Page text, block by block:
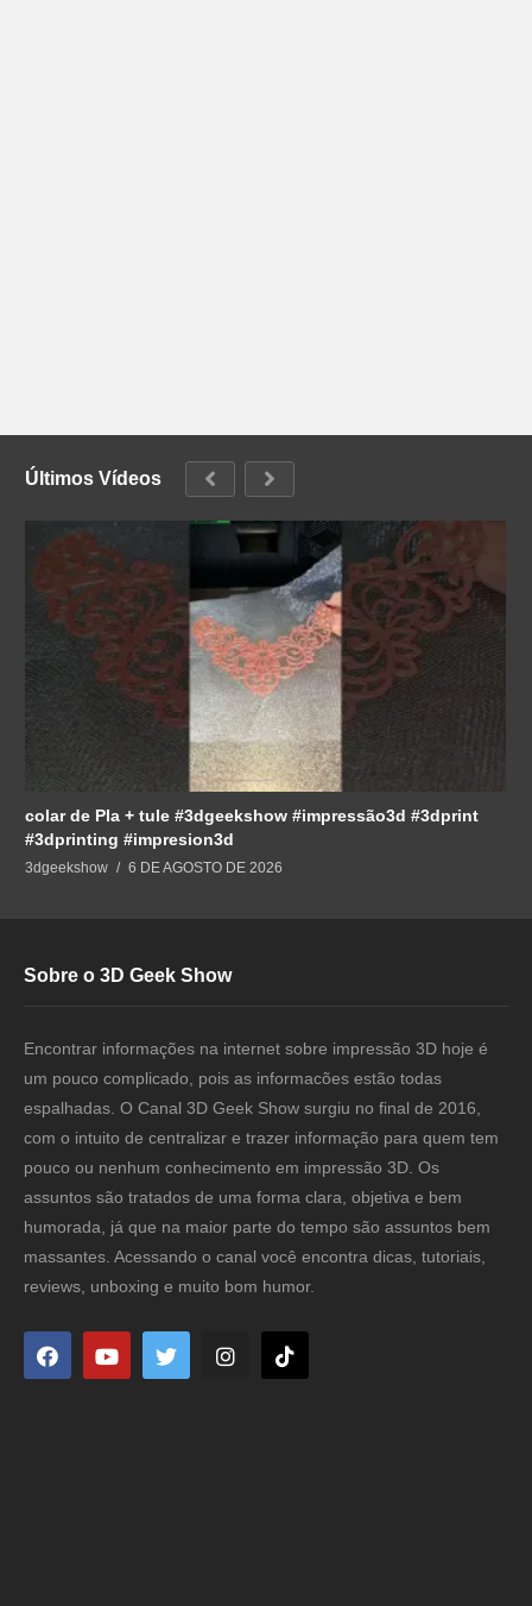
Últimos Vídeos
colar de Pla + tule #3dgeekshow #impressão3d #3dprint
#3dprinting #impresion3d
3dgeekshow 6 DE AGOSTO DE 2026
Sobre o 3D Geek Show
Encontrar informações na internet sobre impressão 3D hoje é
um pouco complicado, pois as informacões estão todas
espalhadas. O Canal 3D Geek Show surgiu no final de 2016,
com o intuito de centralizar e trazer informação para quem tem
pouco ou nenhum conhecimento em impressão 3D. Os
assuntos são tratados de uma forma clara, objetiva e bem
humorada, já que na maior parte do tempo são assuntos bem
massantes. Acessando o canal você encontra dicas, tutoriais,
reviews, unboxing e muito bom humor.